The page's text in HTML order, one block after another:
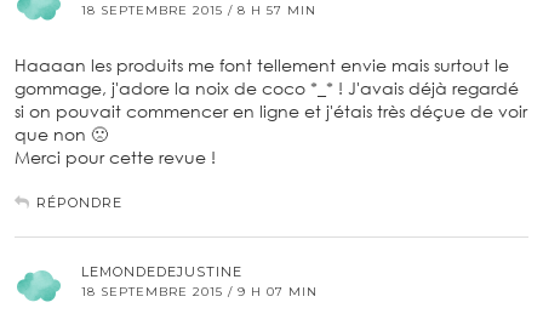
18 SEPTEMBRE 2015 / 8 H 57 MIN
Haaaan les produits me font tellement envie mais surtout le
gommage, j'adore la noix de coco *_* ! J'avais déjà regardé
si on pouvait commencer en ligne et j'étais très déçue de voir
que non 🙁
Merci pour cette revue !
RÉPONDRE
LEMONDEDEJUSTINE
18 SEPTEMBRE 2015 / 9 H 07 MIN